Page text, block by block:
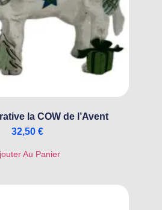
la COW de l’Avent
32,50 €
Au Panier